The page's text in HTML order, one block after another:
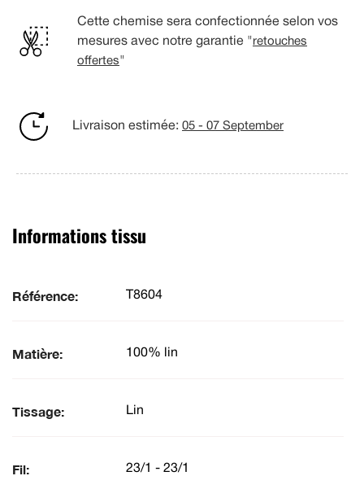
Cette chemise sera confectionnée selon vos
mesures avec notre garantie " retouches
offertes"
Livraison estimée: 05 - 07 September
Informations tissu
Référence: T8604
Matière: 100% lin
Tissage: Lin
Fil: 23/1 - 23/1